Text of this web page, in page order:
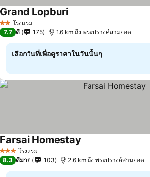
2 ดาวโรงแรม
Grand Lopburi
7.7 ดี 175 1.6 km ถึง พระปรางค์สามยอด
เลือกวันที่เพื่อดูราคาในวันนั้นๆ
3 ดาว โรงแรม
Farsai Homestay
8.3 ดีมาก 103 2.6 km ถึง พระปรางค์สามยอด